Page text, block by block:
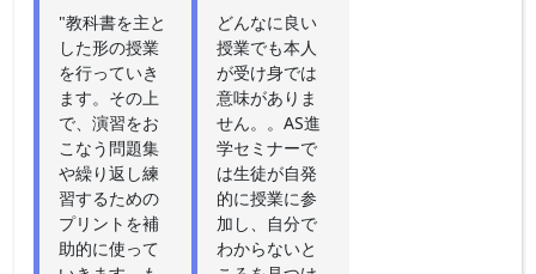
"教科書を主と
した形の授業
を行っていき
ます。その上
で、演習をお
こなう問題集
や繰り返し練
習するための
プリントを補
助的に使って
どんなに良い
授業でも本人
が受け身では
意味がありま
せん。。AS進
学セミナーで
は生徒が自発
的に授業に参
加し、自分で
わからないと